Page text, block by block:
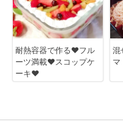
耐熱容器で作る♥フル
ーツ満載❤スコップケ
ーキ❤
混
マ